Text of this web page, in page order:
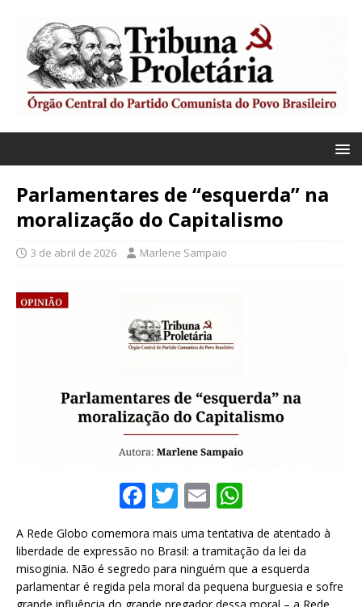
Parlamentares de “esquerda” na
moralização do Capitalismo
3 de abril de 2026 Marlene Sampaio
F
c
e
b
T
it
te
r
E
m
ai
l
h
at
s
A
A Rede Globo comemora mais uma tentativa de atentado à
liberdade de expressão no Brasil: a tramitação da lei da
misoginia. Não é segredo para ninguém que a esquerda
parlamentar é regida pela moral da pequena burguesia e sofre